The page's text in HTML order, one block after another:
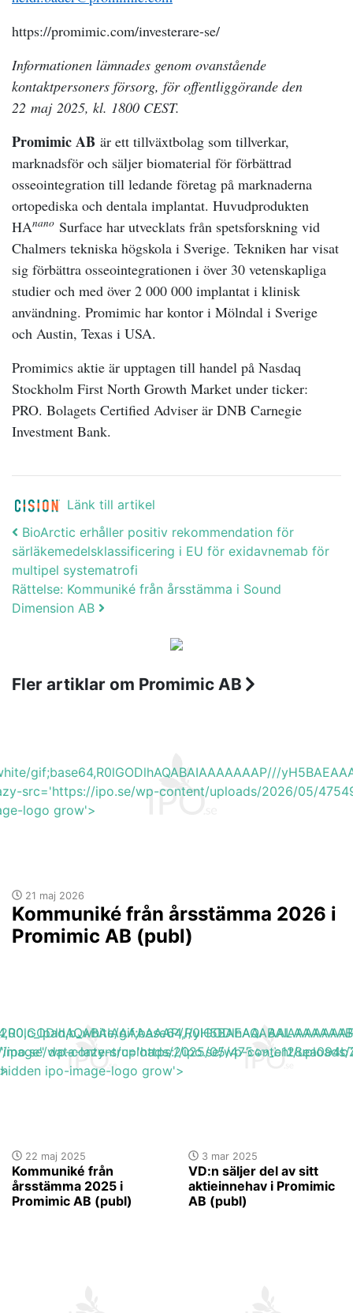
https://promimic.com/investerare-se/
Informationen lämnades genom ovanstående
kontaktpersoners försorg, för offentliggörande den
22 maj 2025, kl. 1800 CEST.
Promimic AB är ett tillväxtbolag som tillverkar,
marknadsför och säljer biomaterial för förbättrad
osseointegration till ledande företag på marknaderna
ortopediska och dentala implantat. Huvudprodukten
HAnano Surface har utvecklats från spetsforskning vid
Chalmers tekniska högskola i Sverige. Tekniken har visat
sig förbättra osseointegrationen i över 30 vetenskapliga
studier och med över 2 000 000 implantat i klinisk
användning. Promimic har kontor i Mölndal i Sverige
och Austin, Texas i USA.
Promimics aktie är upptagen till handel på Nasdaq
Stockholm First North Growth Market under ticker:
PRO. Bolagets Certified Adviser är DNB Carnegie
Investment Bank.
Länk till artikel
Post navigation
BioArctic erhåller positiv rekommendation för
särläkemedelsklassificering i EU för exidavnemab för
multipel systematrofi
Rättelse: Kommuniké från årsstämma i Sound
Dimension AB
Fler artiklar om Promimic AB
gif;base64,R0lGODlhAQABAIAAAAAAAP///
src='https://ipo.se/wp-content/uploads/2026/05/
logo grow'>
21 maj 2026
Kommuniké från årsstämma 2026 i
Promimic AB (publ)
wp-content/uploads/2025/05/
22 maj 2025
Kommuniké från
årsstämma 2025 i
Promimic AB (publ)
data-lazy-src='https://ipo.se/wp-content/
ipo-image-logo grow'>
3 mar 2025
VD:n säljer del av sitt
aktieinnehav i Promimic
AB (publ)